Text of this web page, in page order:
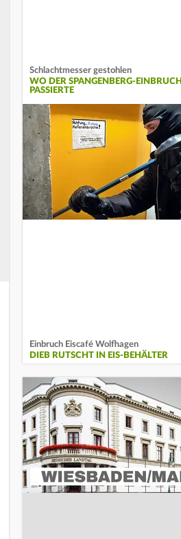
Schlachtmesser gestohlen
WO DER SPANGENBERG-EINBRUCH
PASSIERTE
Einbruch Eiscafé Wolfhagen
DIEB RUTSCHT IN EIS-BEHÄLTER